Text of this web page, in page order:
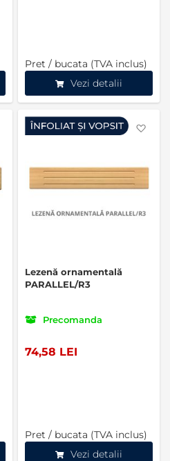
Pret / bucata (TVA inclus)
Vezi detalii
Favorite
Lezenă ornamentală
PARALLEL/R3
Precomanda
74,58 LEI
Pret / bucata (TVA inclus)
Vezi detalii